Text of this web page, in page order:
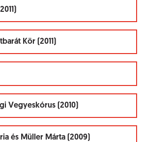
Kör (2011)
Vegyeskórus (2010)
és Müller Márta (2009)